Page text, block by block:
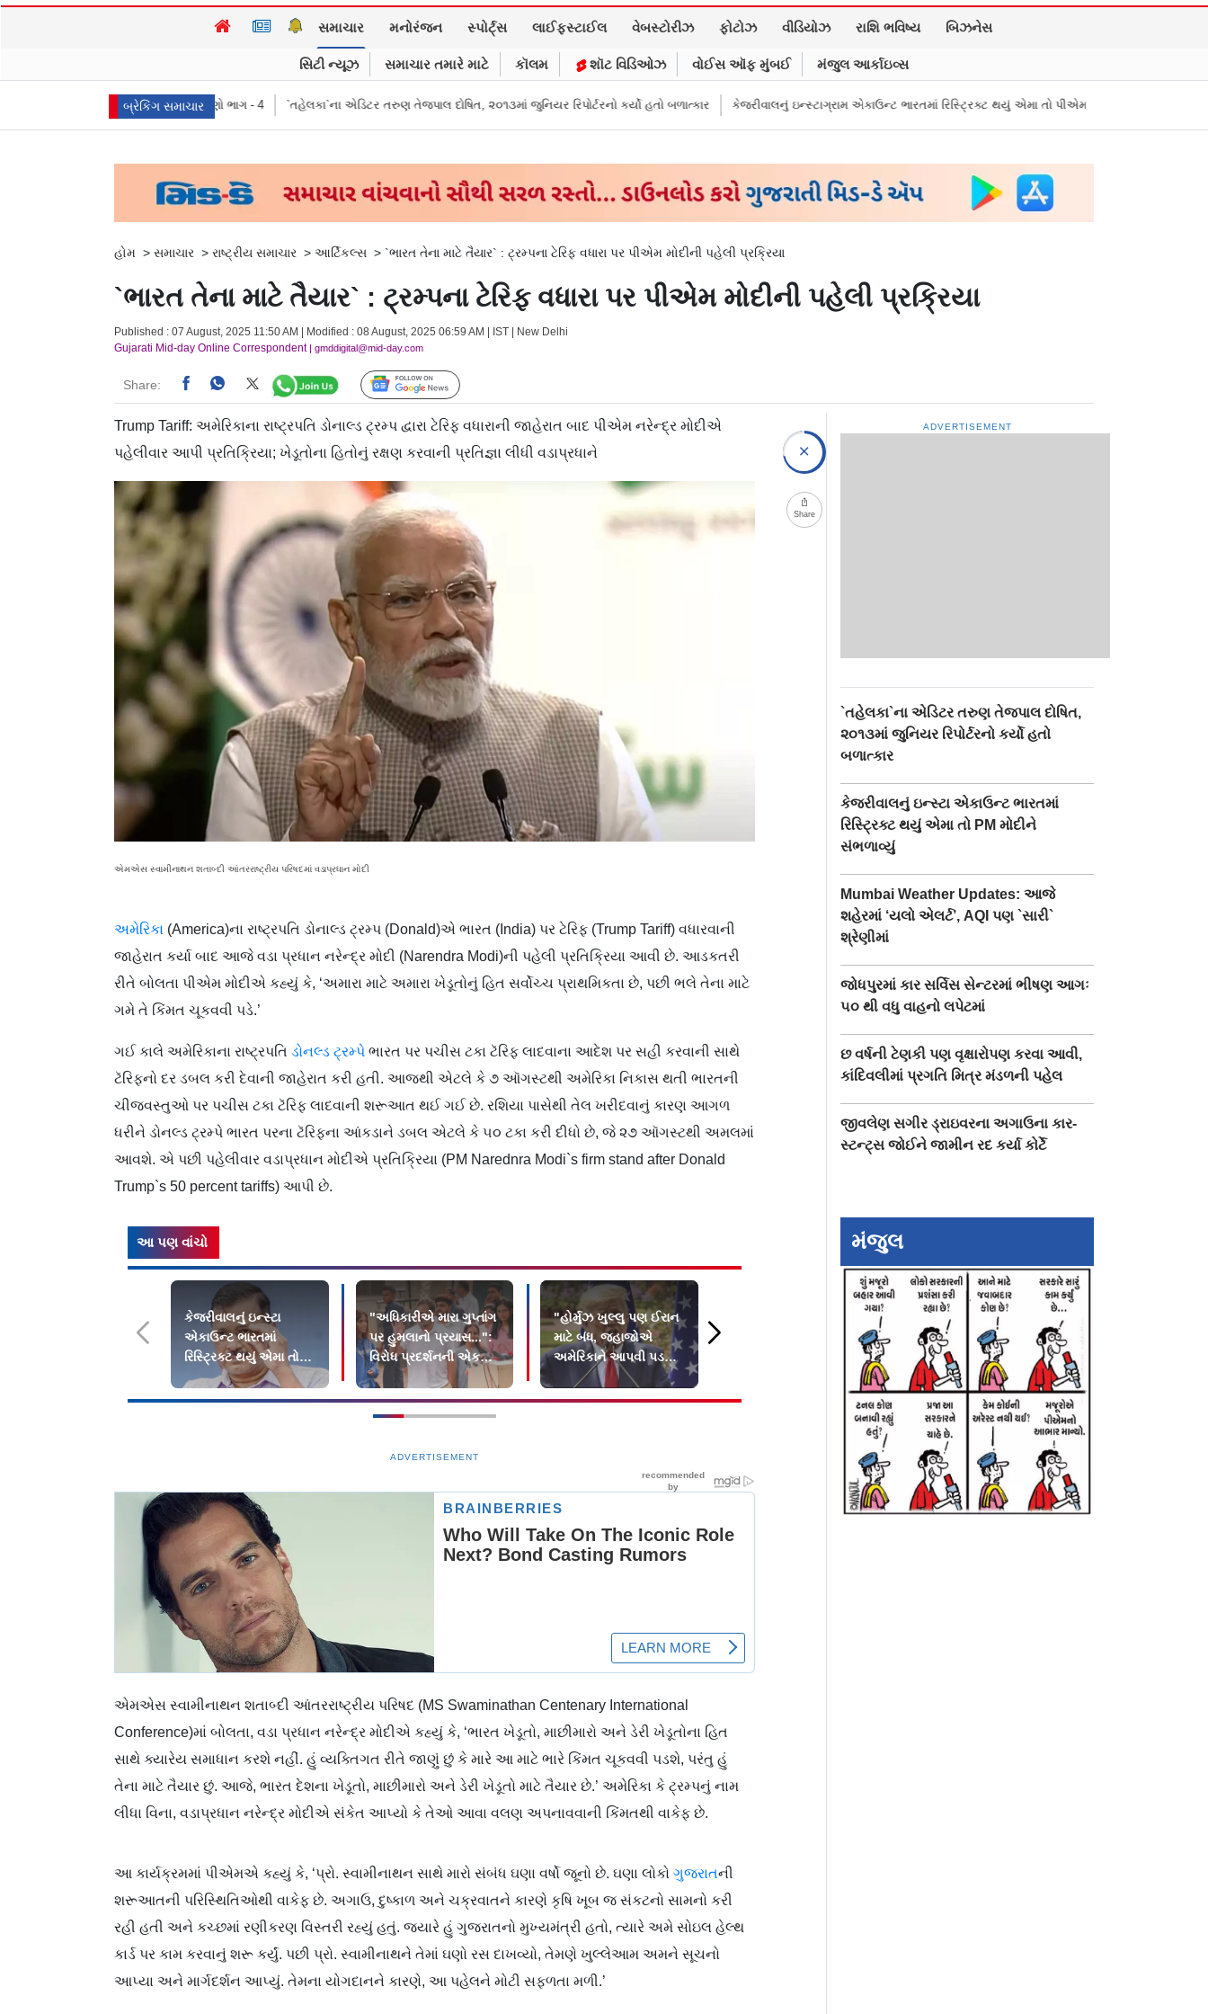
સમાચાર મનોરંજન સ્પોર્ટ્સ લાઈફસ્ટાઈલ વેબસ્ટોરીઝ ફોટોઝ વીડિયોઝ રાશિ ભવિષ્ય બિઝનેસ
સિટી ન્યૂઝ સમાચાર તમારે માટે કૉલમ શૉટ વિડિઓઝ વોઈસ ઑફ મુંબઈ મંજુલ આર્કાઇવ્સ
બ્રેકિંગ સમાચાર
પ્રભાવ, અને લક્ષણો ભાગ - 4 `તહેલકા`ના એડિટર તરુણ તેજપાલ દોષિત, ૨૦૧૩માં જુનિયર રિપોર્ટરનો કર્યો હતો બળાત્કાર કેજરીવાલનું ઇન્સ્ટાગ્રામ એકાઉન્ટ ભારતમાં રિસ્ટ્રિક્ટ થયું એમા તો પીએમ મોદીને સંભળાવ્યું
હોમ > સમાચાર > રાષ્ટ્રીય સમાચાર > આર્ટિકલ્સ > `ભારત તેના માટે તૈયાર` : ટ્રમ્પના ટેરિફ વધારા પર પીએમ મોદીની પહેલી પ્રક્રિયા
`ભારત તેના માટે તૈયાર` : ટ્રમ્પના ટેરિફ વધારા પર પીએમ મોદીની પહેલી પ્રક્રિયા
Published : 07 August, 2025 11:50 AM | Modified : 08 August, 2025 06:59 AM | IST | New Delhi
Gujarati Mid-day Online Correspondent| gmddigital@mid-day.com
Share: Follow Us
Trump Tariff: અમેરિકાના રાષ્ટ્રપતિ ડોનાલ્ડ ટ્રમ્પ દ્વારા ટેરિફ વધારાની જાહેરાત બાદ પીએમ નરેન્દ્ર મોદીએ
પહેલીવાર આપી પ્રતિક્રિયા; ખેડૂતોના હિતોનું રક્ષણ કરવાની પ્રતિજ્ઞા લીધી વડાપ્રધાને
એમએસ સ્વામીનાથન શતાબ્દી આંતરરાષ્ટ્રીય પરિષદમાં વડાપ્રધાન મોદી
અમેરિકા (America)ના રાષ્ટ્રપતિ ડોનાલ્ડ ટ્રમ્પ (Donald)એ ભારત (India) પર ટેરિફ (Trump Tariff) વધારવાની
જાહેરાત કર્યા બાદ આજે વડા પ્રધાન નરેન્દ્ર મોદી (Narendra Modi)ની પહેલી પ્રતિક્રિયા આવી છે. આડકતરી
રીતે બોલતા પીએમ મોદીએ કહ્યું કે, ‘અમારા માટે અમારા ખેડૂતોનું હિત સર્વોચ્ચ પ્રાથમિકતા છે, પછી ભલે તેના માટે
ગમે તે કિંમત ચૂકવવી પડે.’
ગઈ કાલે અમેરિકાના રાષ્ટ્રપતિ ડોનલ્ડ ટ્રમ્પે ભારત પર પચીસ ટકા ટૅરિફ લાદવાના આદેશ પર સહી કરવાની સાથે
ટૅરિફનો દર ડબલ કરી દેવાની જાહેરાત કરી હતી. આજથી એટલે કે ૭ ઑગસ્ટથી અમેરિકા નિકાસ થતી ભારતની
ચીજવસ્તુઓ પર પચીસ ટકા ટૅરિફ લાદવાની શરૂઆત થઈ ગઈ છે. રશિયા પાસેથી તેલ ખરીદવાનું કારણ આગળ
ધરીને ડોનલ્ડ ટ્રમ્પે ભારત પરના ટૅરિફના આંકડાને ડબલ એટલે કે ૫૦ ટકા કરી દીધો છે, જે ૨૭ ઑગસ્ટથી અમલમાં
આવશે. એ પછી પહેલીવાર વડાપ્રધાન મોદીએ પ્રતિક્રિયા (PM Narednra Modi`s firm stand after Donald
Trump`s 50 percent tariffs) આપી છે.
આ પણ વાંચો
કેજરીવાલનું ઇન્સ્ટા
એકાઉન્ટ ભારતમાં
રિસ્ટ્રિક્ટ થયું એમા તો
PM મોદીને સંભળાવ્યું
"અધિકારીએ મારા ગુપ્તાંગ
પર હુમલાનો પ્રયાસ...":
વિરોધ પ્રદર્શનની એક
યુવતીના આરોપો
"હોર્મુઝ ખુલ્લુ પણ ઈરાન
માટે બંધ, જહાજોએ
અમેરિકાને આપવી પડશે
20 ટકા ફી": ટ્રમ્પ
જમીન પર પછાડીને મારી
Trump Tariff: આ છે
ટ્રમ્પના ટૅરિફનો તોડ, 3
સરળ સ્ટેપ્સ અને બચશે
ભારતીયોના પૈસા
ADVERTISEMENT
એમએસ સ્વામીનાથન શતાબ્દી આંતરરાષ્ટ્રીય પરિષદ (MS Swaminathan Centenary International
Conference)માં બોલતા, વડા પ્રધાન નરેન્દ્ર મોદીએ કહ્યું કે, ‘ભારત ખેડૂતો, માછીમારો અને ડેરી ખેડૂતોના હિત
સાથે ક્યારેય સમાધાન કરશે નહીં. હું વ્યક્તિગત રીતે જાણું છું કે મારે આ માટે ભારે કિંમત ચૂકવવી પડશે, પરંતુ હું
તેના માટે તૈયાર છું. આજે, ભારત દેશના ખેડૂતો, માછીમારો અને ડેરી ખેડૂતો માટે તૈયાર છે.’ અમેરિકા કે ટ્રમ્પનું નામ
લીધા વિના, વડાપ્રધાન નરેન્દ્ર મોદીએ સંકેત આપ્યો કે તેઓ આવા વલણ અપનાવવાની કિંમતથી વાકેફ છે.
આ કાર્યક્રમમાં પીએમએ કહ્યું કે, ‘પ્રો. સ્વામીનાથન સાથે મારો સંબંધ ઘણા વર્ષો જૂનો છે. ઘણા લોકો ગુજરાતની
શરૂઆતની પરિસ્થિતિઓથી વાકેફ છે. અગાઉ, દુષ્કાળ અને ચક્રવાતને કારણે કૃષિ ખૂબ જ સંકટનો સામનો કરી
રહી હતી અને કચ્છમાં રણીકરણ વિસ્તરી રહ્યું હતું. જ્યારે હું ગુજરાતનો મુખ્યમંત્રી હતો, ત્યારે અમે સોઇલ હેલ્થ
કાર્ડ પર કામ કરવાનું શરૂ કર્યું. પછી પ્રો. સ્વામીનાથને તેમાં ઘણો રસ દાખવ્યો, તેમણે ખુલ્લેઆમ અમને સૂચનો
આપ્યા અને માર્ગદર્શન આપ્યું. તેમના યોગદાનને કારણે, આ પહેલને મોટી સફળતા મળી.’
Share
ADVERTISEMENT
`તહેલકા`ના એડિટર તરુણ તેજપાલ દોષિત,
૨૦૧૩માં જુનિયર રિપોર્ટરનો કર્યો હતો
બળાત્કાર
કેજરીવાલનું ઇન્સ્ટા એકાઉન્ટ ભારતમાં
રિસ્ટ્રિક્ટ થયું એમા તો PM મોદીને
સંભળાવ્યું
Mumbai Weather Updates: આજે
શહેરમાં ‘યલો એલર્ટ’, AQI પણ `સારી`
શ્રેણીમાં
જોધપુરમાં કાર સર્વિસ સેન્ટરમાં ભીષણ આગઃ
૫૦ થી વધુ વાહનો લપેટમાં
છ વર્ષની ટેણકી પણ વૃક્ષારોપણ કરવા આવી,
કાંદિવલીમાં પ્રગતિ મિત્ર મંડળની પહેલ
જીવલેણ સગીર ડ્રાઇવરના અગાઉના કાર-
સ્ટન્ટ‍્સ જોઈને જામીન રદ કર્યા કોર્ટે
મંજુલ